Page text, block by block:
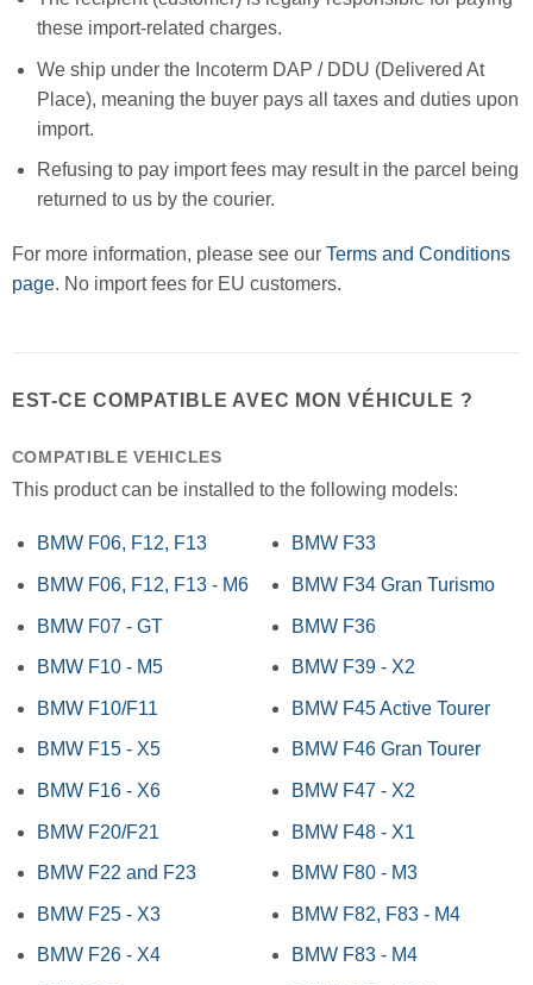
these import-related charges.
We ship under the Incoterm DAP / DDU (Delivered At
Place), meaning the buyer pays all taxes and duties upon
import.
Refusing to pay import fees may result in the parcel being
returned to us by the courier.
For more information, please see our Terms and Conditions
page. No import fees for EU customers.
EST-CE COMPATIBLE AVEC MON VÉHICULE ?
COMPATIBLE VEHICLES
This product can be installed to the following models:
BMW F06, F12, F13
BMW F06, F12, F13 - M6
BMW F07 - GT
BMW F10 - M5
BMW F10/F11
BMW F15 - X5
BMW F16 - X6
BMW F20/F21
BMW F22 and F23
BMW F25 - X3
BMW F26 - X4
BMW F33
BMW F34 Gran Turismo
BMW F36
BMW F39 - X2
BMW F45 Active Tourer
BMW F46 Gran Tourer
BMW F47 - X2
BMW F48 - X1
BMW F80 - M3
BMW F82, F83 - M4
BMW F83 - M4